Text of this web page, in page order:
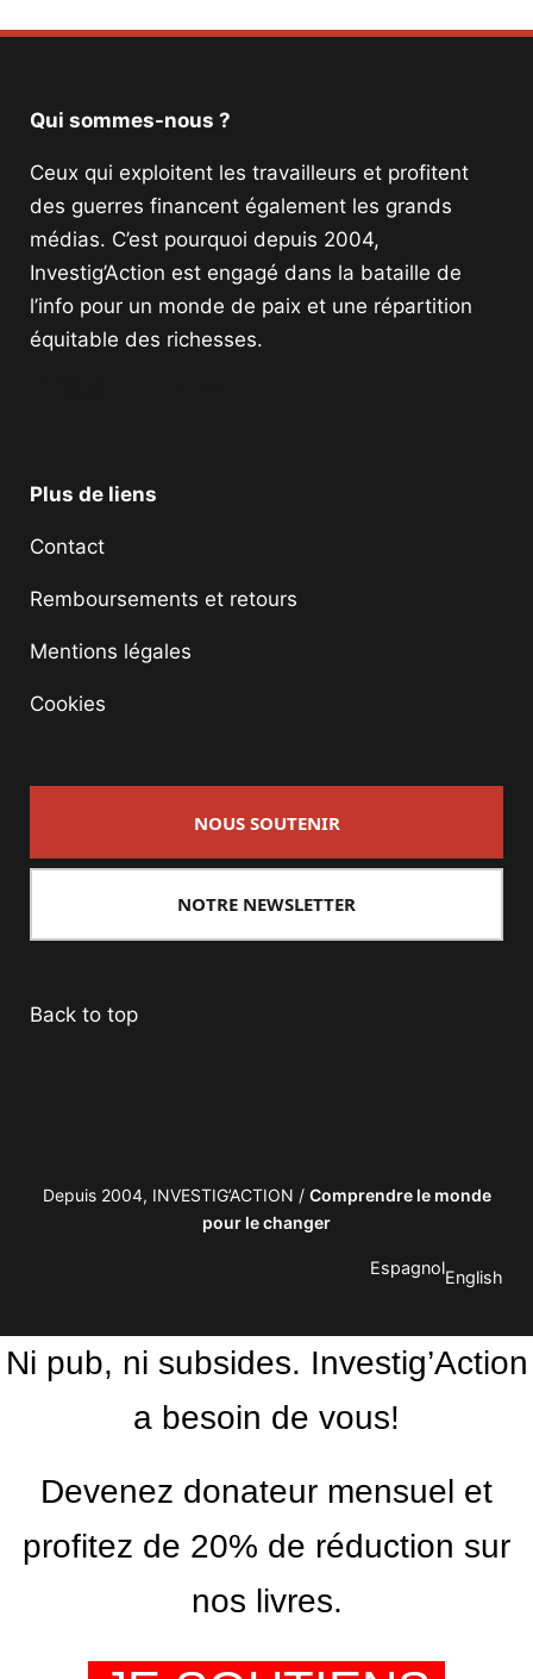
Qui sommes-nous ?
Ceux qui exploitent les travailleurs et profitent
des guerres financent également les grands
médias. C’est pourquoi depuis 2004,
Investig’Action est engagé dans la bataille de
l’info pour un monde de paix et une répartition
équitable des richesses.
Plus de liens
Contact
Remboursements et retours
Mentions légales
Cookies
NOUS SOUTENIR
NOTRE NEWSLETTER
Back to top
Depuis 2004, INVESTIG’ACTION / Comprendre le monde
pour le changer
EspagnolEnglish
Ni pub, ni subsides. Investig’Action
a besoin de vous!
Devenez donateur mensuel et
profitez de 20% de réduction sur
nos livres.